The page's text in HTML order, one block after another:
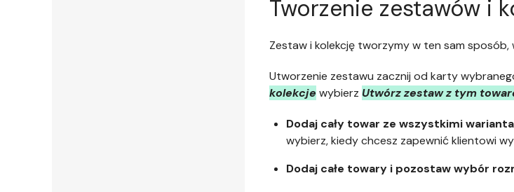
Tworzenie zestawów i
Zestaw i kolekcję tworzymy w ten sam
Utworzenie zestawu zacznij od karty
kolekcje wybierz Utwórz zestaw z tym
Dodaj cały towar ze wszystkimi
wybierz, kiedy chcesz zapewnić klientowi
Dodaj całe towary i pozostaw wybór